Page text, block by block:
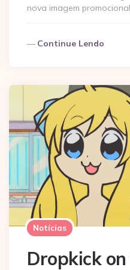
nova imagem
Continue Lendo
Notícias
Dropkick on